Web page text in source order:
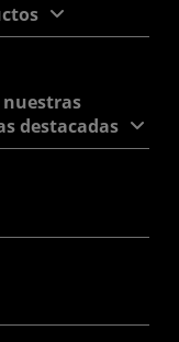
destacadas